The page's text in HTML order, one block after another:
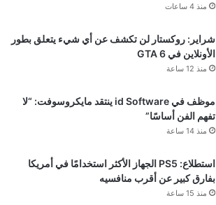
منذ 4 ساعات
شراير: روكستار لن تكشف عن أي شيء يتعلق بطور
الأونلاين في GTA 6
منذ 12 ساعة
موظف في id Software ينتقد مايكروسوفت: “لا
تفهم الفن أساسًا”
منذ 14 ساعة
استطلاع: PS5 الجهاز الأكثر استخدامًا في أمريكا
بفارق كبير عن أقرب منافسيه
منذ 15 ساعة